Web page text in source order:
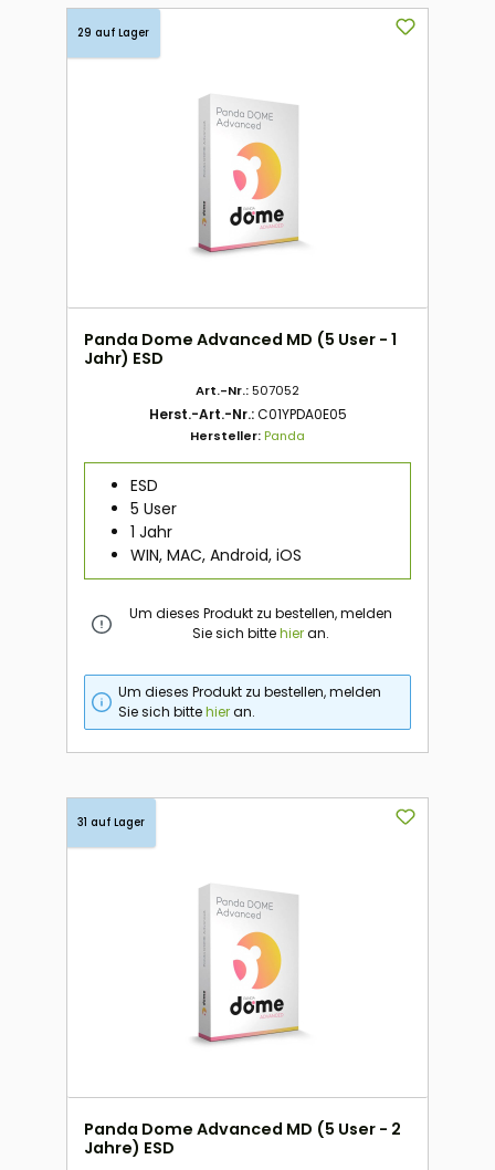
29 auf Lager
Panda Dome Advanced MD (5 User - 1
Jahr) ESD
Art.-Nr.:507052
Herst.-Art.-Nr.:C01YPDA0E05
Hersteller:Panda
ESD
5 User
1 Jahr
WIN, MAC, Android, iOS
Um dieses Produkt zu bestellen, melden
Sie sich bittehieran.
Um dieses Produkt zu bestellen, melden
Sie sich bittehieran.
31 auf Lager
Panda Dome Advanced MD (5 User - 2
Jahre) ESD